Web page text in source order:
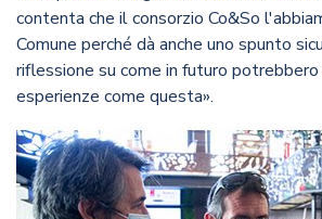
contenta che il consorzio Co&So
Comune perché dà anche uno spunto
riflessione su come in futuro
esperienze come questa».